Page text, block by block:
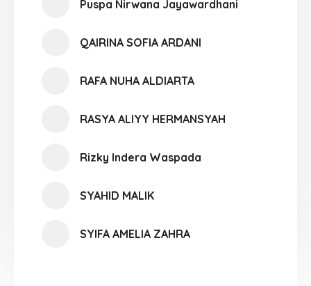
Puspa Nirwana Jayawardhani
QAIRINA SOFIA ARDANI
RAFA NUHA ALDIARTA
RASYA ALIYY HERMANSYAH
Rizky Indera Waspada
SYAHID MALIK
SYIFA AMELIA ZAHRA